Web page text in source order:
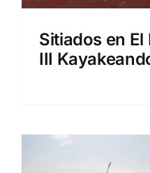
Sitiados en
III